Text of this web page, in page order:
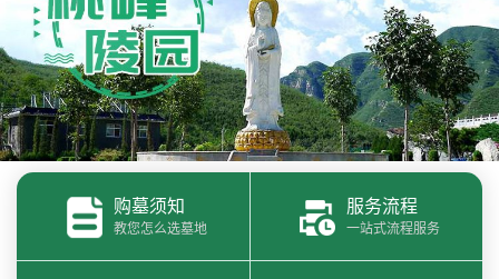
购墓须知
教您怎么选墓地
服务流程
一站式流程服务